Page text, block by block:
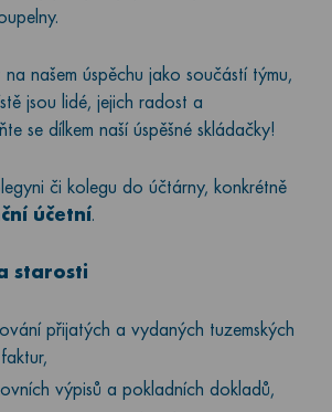
našem úspěchu jako součástí týmu,
jsou lidé, jejich radost a
se dílkem naší úspěšné skládačky!
či kolegu do účtárny, konkrétně
účetní.
starosti
přijatých a vydaných tuzemských
výpisů a pokladních dokladů,